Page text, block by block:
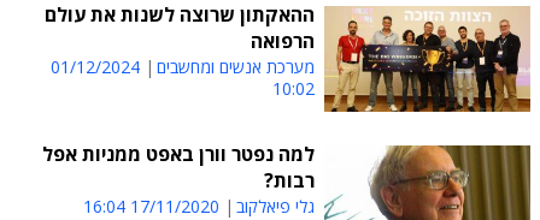
ההאקתון שרוצה לשנות את עולם
הרפואה
מערכת אנשים ומחשבים
01/12/2024
10:02
למה נפטר וורן באפט ממניות אפל
רבות?
גלי פיאלקוב 17/11/2020 16:04